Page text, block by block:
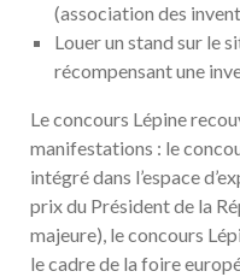
(association des
Louer un stand sur le
récompensant une
Le concours Lépine
manifestations : le
intégré dans l’espace
prix du Président de la
majeure), le concours
le cadre de la foire